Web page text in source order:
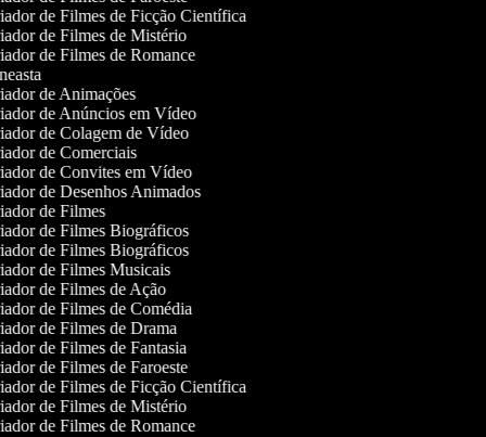
de Filmes de Ficção Científica
de Filmes de Mistério
de Filmes de Romance
de Animações
de Anúncios em Vídeo
de Colagem de Vídeo
de Comerciais
de Convites em Vídeo
de Desenhos Animados
de Filmes
de Filmes Biográficos
de Filmes Biográficos
de Filmes Musicais
de Filmes de Ação
de Filmes de Comédia
de Filmes de Drama
de Filmes de Fantasia
de Filmes de Faroeste
de Filmes de Ficção Científica
de Filmes de Mistério
de Filmes de Romance